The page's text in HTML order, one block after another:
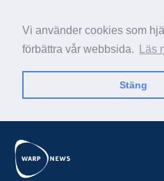
Vi använder cookies som
förbättra vår webbsida.
Läs
Stäng